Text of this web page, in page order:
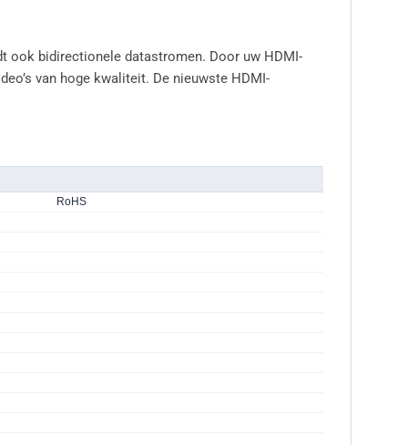
ook bidirectionele datastromen. Door uw HDMI-
van hoge kwaliteit. De nieuwste HDMI-
RoHS